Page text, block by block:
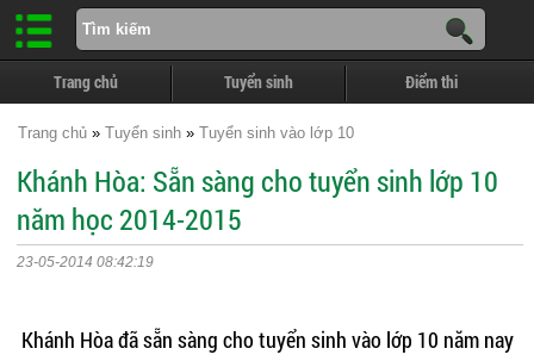
Trang chủ Tuyển sinh Điểm thi
Trang chủ » Tuyển sinh » Tuyển sinh vào lớp 10
Khánh Hòa: Sẵn sàng cho tuyển sinh lớp 10
năm học 2014-2015
23-05-2014 08:42:19
Khánh Hòa đã sẵn sàng cho tuyển sinh vào lớp 10 năm nay